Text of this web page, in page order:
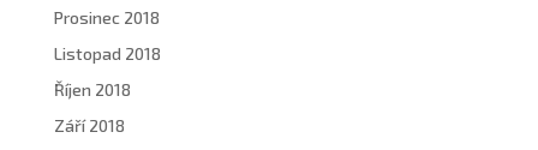
Prosinec 2018
Listopad 2018
Říjen 2018
Září 2018